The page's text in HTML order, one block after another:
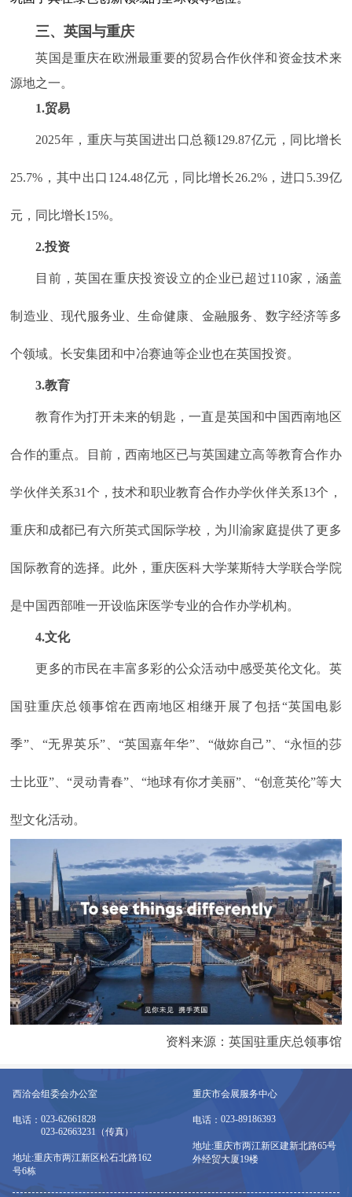
三、英国与重庆
英国是重庆在欧洲最重要的贸易合作伙伴和资金技术来
源地之一。
1.贸易
2025年，重庆与英国进出口总额129.87亿元，同比增长
25.7%，其中出口124.48亿元，同比增长26.2%，进口5.39亿
元，同比增长15%。
2.投资
目前，英国在重庆投资设立的企业已超过110家，涵盖
制造业、现代服务业、生命健康、金融服务、数字经济等多
个领域。长安集团和中冶赛迪等企业也在英国投资。
3.教育
教育作为打开未来的钥匙，一直是英国和中国西南地区
合作的重点。目前，西南地区已与英国建立高等教育合作办
学伙伴关系31个，技术和职业教育合作办学伙伴关系13个，
重庆和成都已有六所英式国际学校，为川渝家庭提供了更多
国际教育的选择。此外，重庆医科大学莱斯特大学联合学院
是中国西部唯一开设临床医学专业的合作办学机构。
4.文化
更多的市民在丰富多彩的公众活动中感受英伦文化。英
国驻重庆总领事馆在西南地区相继开展了包括“英国电影
季”、“无界英乐”、“英国嘉年华”、“做妳自己”、“永恒的莎
士比亚”、“灵动青春”、“地球有你才美丽”、“创意英伦”等大
型文化活动。
资料来源：英国驻重庆总领事馆
西洽会组委会办公室
电话： 023-62661828
023-62663231（传真）
地址:重庆市两江新区松石北路162
号6栋
重庆市会展服务中心
电话： 023-89186393
地址:重庆市两江新区建新北路65号
外经贸大厦19楼